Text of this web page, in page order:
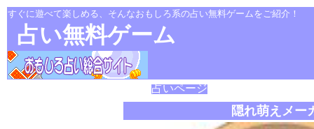
すぐに遊べて楽しめる、そんなおもしろ系の占い無料ゲームをご紹介！
占い無料ゲーム
占いページ
隠れ萌えメー